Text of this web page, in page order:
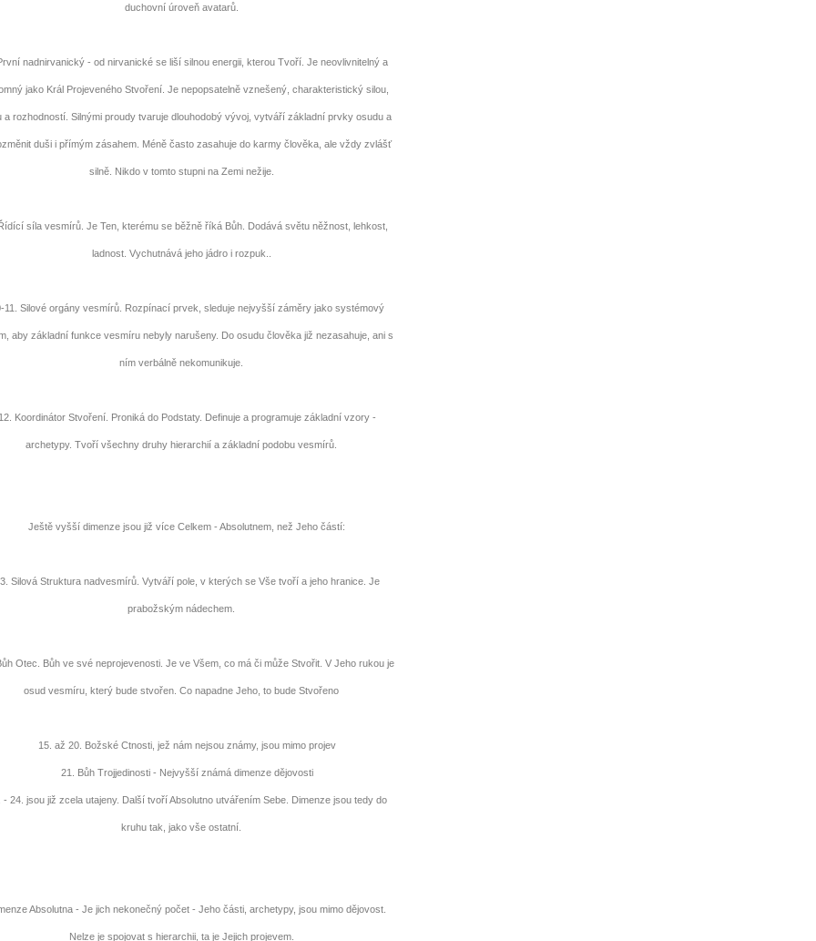
duchovní úroveň avatarů.
nadnirvanický - od nirvanické se liší silnou energii, kterou Tvoří. Je neovlivnitelný a
jako Král Projeveného Stvoření. Je nepopsatelně vznešený, charakteristický silou,
a rozhodností. Silnými proudy tvaruje dlouhodobý vývoj, vytváří základní prvky osudu a
duši i přímým zásahem. Méně často zasahuje do karmy člověka, ale vždy zvlášť
silně. Nikdo v tomto stupni na Zemi nežije.
síla vesmírů. Je Ten, kterému se běžně říká Bůh. Dodává světu něžnost, lehkost,
ladnost. Vychutnává jeho jádro i rozpuk..
Silové orgány vesmírů. Rozpínací prvek, sleduje nejvyšší záměry jako systémový
aby základní funkce vesmíru nebyly narušeny. Do osudu člověka již nezasahuje, ani s
ním verbálně nekomunikuje.
Koordinátor Stvoření. Proniká do Podstaty. Definuje a programuje základní vzory -
archetypy. Tvoří všechny druhy hierarchií a základní podobu vesmírů.
Ještě vyšší dimenze jsou již více Celkem - Absolutnem, než Jeho částí:
Silová Struktura nadvesmírů. Vytváří pole, v kterých se Vše tvoří a jeho hranice. Je
prabožským nádechem.
Otec. Bůh ve své neprojevenosti. Je ve Všem, co má či může Stvořit. V Jeho rukou je
osud vesmíru, který bude stvořen. Co napadne Jeho, to bude Stvořeno
15. až 20. Božské Ctnosti, jež nám nejsou známy, jsou mimo projev
21. Bůh Trojjedinosti - Nejvyšší známá dimenze dějovosti
24. jsou již zcela utajeny. Další tvoří Absolutno utvářením Sebe. Dimenze jsou tedy do
kruhu tak, jako vše ostatní.
Absolutna - Je jich nekonečný počet - Jeho části, archetypy, jsou mimo dějovost.
Nelze je spojovat s hierarchii, ta je Jejich projevem.